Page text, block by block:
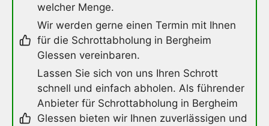
welcher Menge.
Wir werden gerne einen Termin mit Ihnen
für die Schrottabholung in Bergheim
Glessen vereinbaren.
Lassen Sie sich von uns Ihren Schrott
schnell und einfach abholen. Als führender
Anbieter für Schrottabholung in Bergheim
Glessen bieten wir Ihnen zuverlässigen und